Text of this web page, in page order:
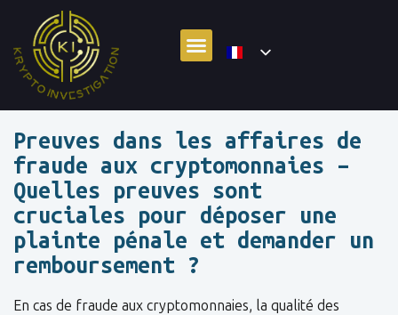
Preuves dans les affaires de
fraude aux cryptomonnaies –
Quelles preuves sont
cruciales pour déposer une
plainte pénale et demander un
remboursement ?
En cas de fraude aux cryptomonnaies, la qualité des